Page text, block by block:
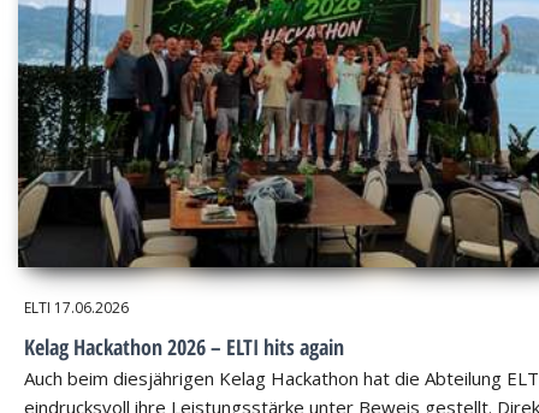
ELTI 17.06.2026
Kelag Hackathon 2026 – ELTI hits again
Auch beim diesjährigen Kelag Hackathon hat die Abteilung
eindrucksvoll ihre Leistungsstärke unter Beweis gestellt.